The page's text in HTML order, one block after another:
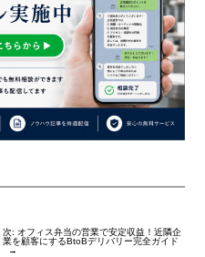
次: オフィス弁当の営業で安定収益！近隣企
業を顧客にするBtoBデリバリー完全ガイド
→